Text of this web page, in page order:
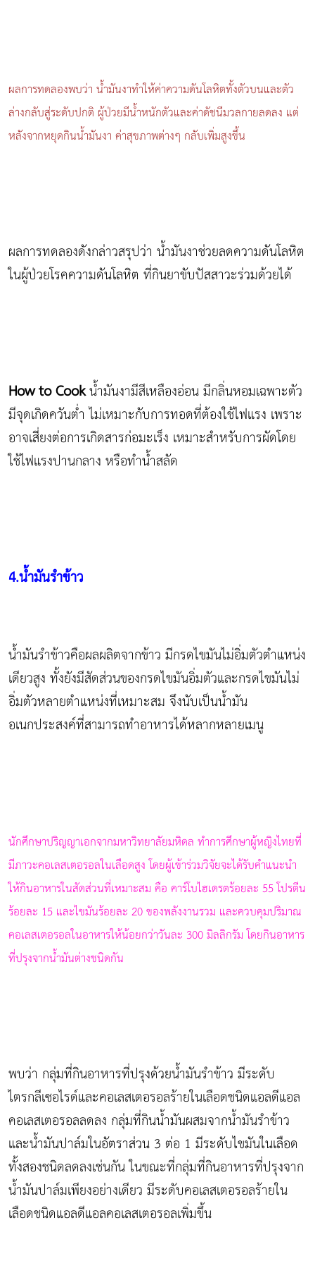
ผลการทดลองพบว่า น้ำมันงาทำให้ค่าความดันโลหิตทั้งตัวบนและตัว
ล่างกลับสู่ระดับปกติ ผู้ป่วยมีน้ำหนักตัวและค่าดัชนีมวลกายลดลง แต่
หลังจากหยุดกินน้ำมันงา ค่าสุขภาพต่างๆ กลับเพิ่มสูงขึ้น
ผลการทดลองดังกล่าวสรุปว่า น้ำมันงาช่วยลดความดันโลหิต
ในผู้ป่วยโรคความดันโลหิต ที่กินยาขับปัสสาวะร่วมด้วยได้
How to Cookน้ำมันงามีสีเหลืองอ่อน มีกลิ่นหอมเฉพาะตัว
มีจุดเกิดควันต่ำ ไม่เหมาะกับการทอดที่ต้องใช้ไฟแรง เพราะ
อาจเสี่ยงต่อการเกิดสารก่อมะเร็ง เหมาะสำหรับการผัดโดย
ใช้ไฟแรงปานกลาง หรือทำน้ำสลัด
4.น้ำมันรำข้าว
น้ำมันรำข้าวคือผลผลิตจากข้าว มีกรดไขมันไม่อิ่มตัวตำแหน่ง
เดียวสูง ทั้งยังมีสัดส่วนของกรดไขมันอิ่มตัวและกรดไขมันไม่
อิ่มตัวหลายตำแหน่งที่เหมาะสม จึงนับเป็นน้ำมัน
อเนกประสงค์ที่สามารถทำอาหารได้หลากหลายเมนู
นักศึกษาปริญญาเอกจากมหาวิทยาลัยมหิดล ทำการศึกษาผู้หญิงไทยที่
มีภาวะคอเลสเตอรอลในเลือดสูง โดยผู้เข้าร่วมวิจัยจะได้รับคำแนะนำ
ให้กินอาหารในสัดส่วนที่เหมาะสม คือ คาร์โบไฮเดรตร้อยละ 55 โปรตีน
ร้อยละ 15 และไขมันร้อยละ 20 ของพลังงานรวม และควบคุมปริมาณ
คอเลสเตอรอลในอาหารให้น้อยกว่าวันละ 300 มิลลิกรัม โดยกินอาหาร
ที่ปรุงจากน้ำมันต่างชนิดกัน
พบว่า กลุ่มที่กินอาหารที่ปรุงด้วยน้ำมันรำข้าว มีระดับ
ไตรกลีเซอไรด์และคอเลสเตอรอลร้ายในเลือดชนิดแอลดีแอล
คอเลสเตอรอลลดลง กลุ่มที่กินน้ำมันผสมจากน้ำมันรำข้าว
และน้ำมันปาล์มในอัตราส่วน 3 ต่อ 1 มีระดับไขมันในเลือด
ทั้งสองชนิดลดลงเช่นกัน ในขณะที่กลุ่มที่กินอาหารที่ปรุงจาก
น้ำมันปาล์มเพียงอย่างเดียว มีระดับคอเลสเตอรอลร้ายใน
เลือดชนิดแอลดีแอลคอเลสเตอรอลเพิ่มขึ้น